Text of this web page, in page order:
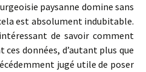
paysanne domine sans
est absolument indubitable.
de savoir comment
ces données, d’autant plus que
jugé utile de poser